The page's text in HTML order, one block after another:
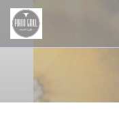
Cookies beheer paneel